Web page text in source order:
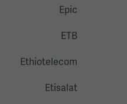
Epic
ETB
Ethiotelecom
Etisalat